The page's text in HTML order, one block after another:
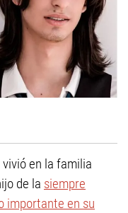
vivió en la familia
de la siempre
importante en su